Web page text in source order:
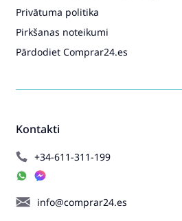
Kontakti
+34-611-311-199
info@comprar24.es
Privātuma politika
Pirkšanas noteikumi
Pārdodiet Comprar24.es